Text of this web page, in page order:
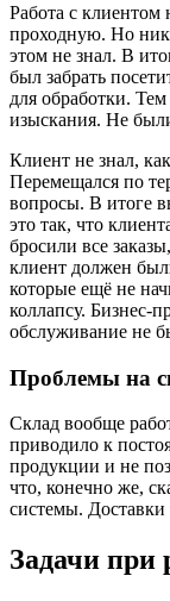
Работа с клиентом
проходную. Но
этом не знал. В
был забрать
для обработки.
изыскания. Не
Клиент не знал,
Перемещался по
вопросы. В итоге
это так, что
бросили все
клиент должен
которые ещё не
коллапсу. Бизнес-
обслуживание не
Проблемы на
Склад вообще
приводило к
продукции и не
что, конечно же,
системы. Доставки
Задачи при